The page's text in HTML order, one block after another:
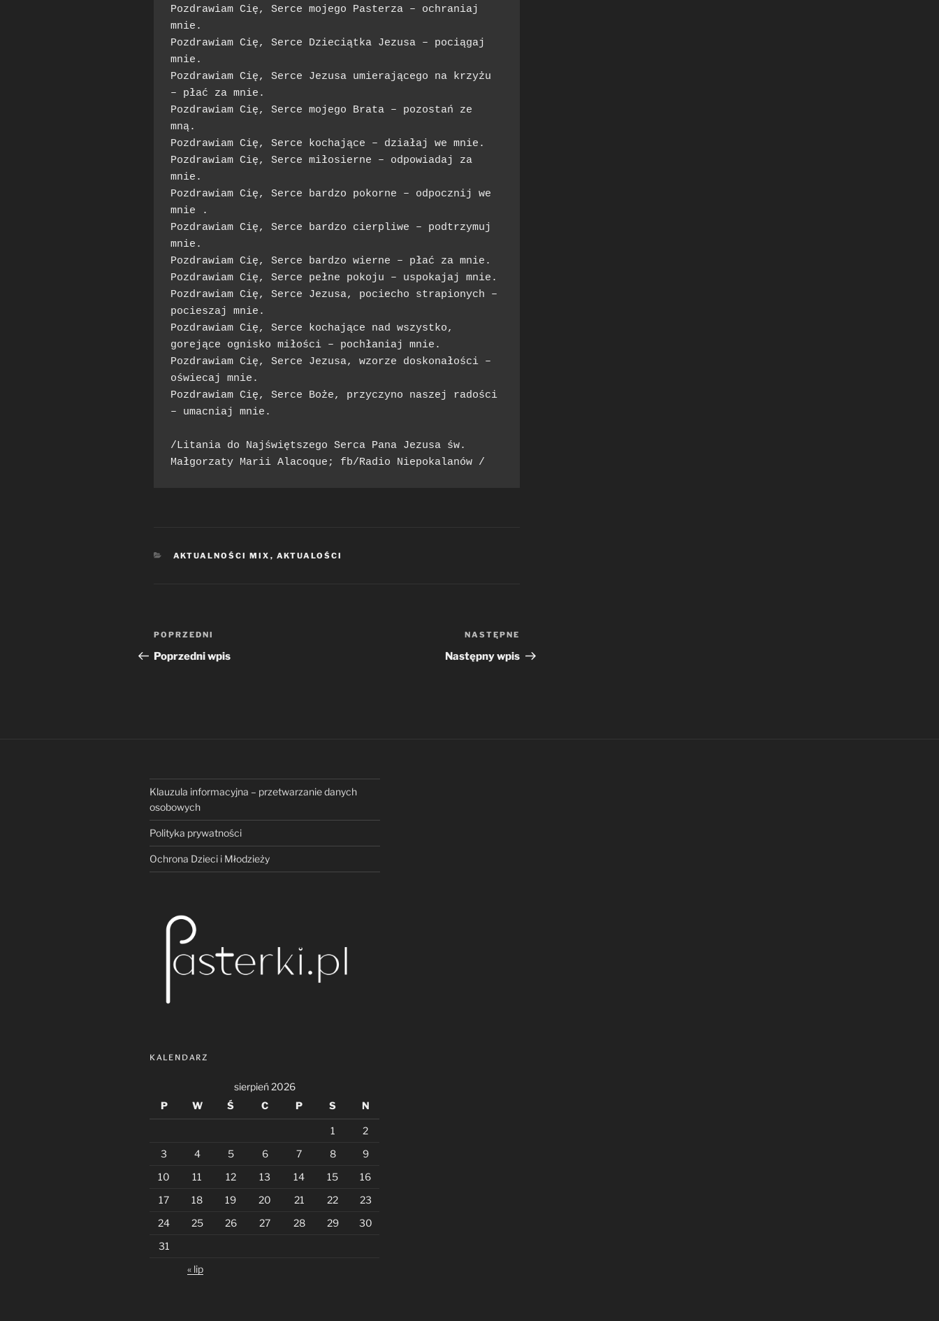
Pozdrawiam Cię, Serce mojego Pasterza – ochraniaj
mnie.
Pozdrawiam Cię, Serce Dzieciątka Jezusa – pociągaj
mnie.
Pozdrawiam Cię, Serce Jezusa umierającego na krzyżu
– płać za mnie.
Pozdrawiam Cię, Serce mojego Brata – pozostań ze
mną.
Pozdrawiam Cię, Serce kochające – działaj we mnie.
Pozdrawiam Cię, Serce miłosierne – odpowiadaj za
mnie.
Pozdrawiam Cię, Serce bardzo pokorne – odpocznij we
mnie .
Pozdrawiam Cię, Serce bardzo cierpliwe – podtrzymuj
mnie.
Pozdrawiam Cię, Serce bardzo wierne – płać za mnie.
Pozdrawiam Cię, Serce pełne pokoju – uspokajaj mnie.
Pozdrawiam Cię, Serce Jezusa, pociecho strapionych –
pocieszaj mnie.
Pozdrawiam Cię, Serce kochające nad wszystko,
gorejące ognisko miłości – pochłaniaj mnie.
Pozdrawiam Cię, Serce Jezusa, wzorze doskonałości –
oświecaj mnie.
Pozdrawiam Cię, Serce Boże, przyczyno naszej radości
– umacniaj mnie.
/Litania do Najświętszego Serca Pana Jezusa św.
Małgorzaty Marii Alacoque; fb/Radio Niepokalanów /
KATEGORIE
AKTUALNOŚCI MIX , AKTUALOŚCI
Nawigacja
wpisu
Poprzedni
wpis
POPRZEDNI
Poprzedni wpis
wpis
NASTĘPNE
Następny wpis
Klauzula informacyjna – przetwarzanie danych
osobowych
Polityka prywatności
Ochrona Dzieci i Młodzieży
KALENDARZ
sierpień 2026
P
W Ś C P S N
1
2
3
4 5 6 7 8
9
10
11 12 13 14 15
16
17
18 19 20 21 22
23
24
25 26 27 28 29
30
31
« lip